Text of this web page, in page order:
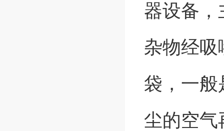
器设备，
杂物经
袋，一般
尘的空气